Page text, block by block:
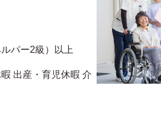
パー2級）以上
出産・育児休暇 介